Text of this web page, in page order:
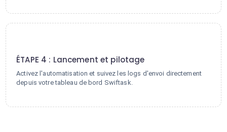
ÉTAPE 4 : Lancement et pilotage
Activez l'automatisation et suivez les logs d'envoi directement
depuis votre tableau de bord Swiftask.